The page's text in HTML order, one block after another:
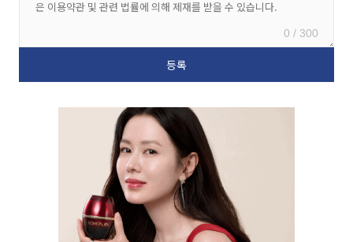
0 / 300